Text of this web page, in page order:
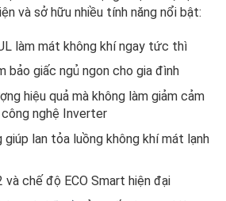
và sở hữu nhiều tính năng nổi bật:
làm mát không khí ngay tức thì
bảo giấc ngủ ngon cho gia đình
hiệu quả mà không làm giảm cảm
nghệ Inverter
giúp lan tỏa luồng không khí mát lạnh
và chế độ ECO Smart hiện đại